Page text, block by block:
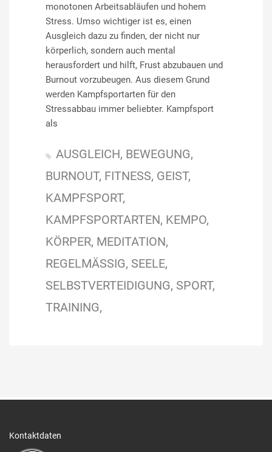
monotonen Arbeitsabläufen und hohem
Stress. Umso wichtiger ist es, einen
Ausgleich dazu zu finden, der nicht nur
körperlich, sondern auch mental
herausfordert und hilft, Frust abzubauen und
Burnout vorzubeugen. Aus diesem Grund
werden Kampfsportarten für den
Stressabbau immer beliebter. Kampfsport
als
AUSGLEICH BEWEGUNG
BURNOUT FITNESS GEIST
KAMPFSPORT
KAMPFSPORTARTEN KEMPO
KÖRPER MEDITATION
REGELMÄSSIG
SEELE
SELBSTVERTEIDIGUNG SPORT
TRAINING
Kontaktdaten